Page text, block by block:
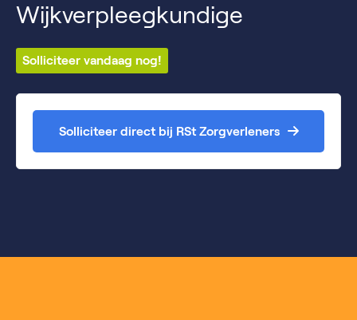
Wijkverpleegkundige
Solliciteer vandaag nog!
Solliciteer direct bij RSt Zorgverleners